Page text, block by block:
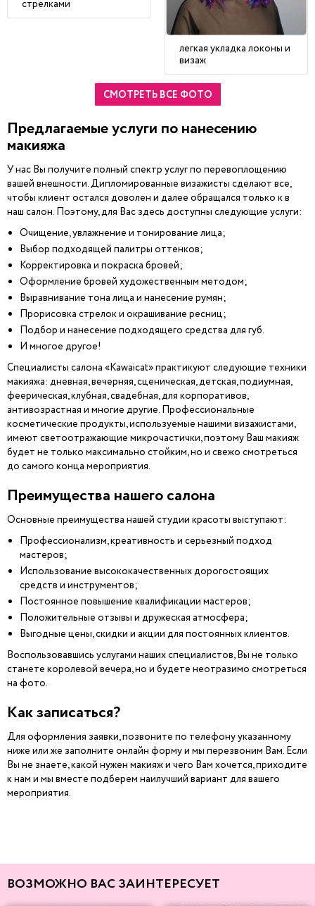
стрелками
легкая укладка локоны и
визаж
СМОТРЕТЬ ВСЕ ФОТО
Предлагаемые услуги по нанесению
макияжа
У нас Вы получите полный спектр услуг по перевоплощению
вашей внешности. Дипломированные визажисты сделают все,
чтобы клиент остался доволен и далее обращался только к в
наш салон. Поэтому, для Вас здесь доступны следующие услуги:
Очищение, увлажнение и тонирование лица;
Выбор подходящей палитры оттенков;
Корректировка и покраска бровей;
Оформление бровей художественным методом;
Выравнивание тона лица и нанесение румян;
Прорисовка стрелок и окрашивание ресниц;
Подбор и нанесение подходящего средства для губ.
И многое другое!
Специалисты салона «Kawaicat» практикуют следующие техники
макияжа: дневная, вечерняя, сценическая, детская, подиумная,
феерическая, клубная, свадебная, для корпоративов,
антивозрастная и многие другие. Профессиональные
косметические продукты, используемые нашими визажистами,
имеют светоотражающие микрочастички, поэтому Ваш макияж
будет не только максимально стойким, но и свежо смотреться
до самого конца мероприятия.
Преимущества нашего салона
Основные преимущества нашей студии красоты выступают:
Профессионализм, креативность и серьезный подход
мастеров;
Использование высококачественных дорогостоящих
средств и инструментов;
Постоянное повышение квалификации мастеров;
Положительные отзывы и дружеская атмосфера;
Выгодные цены, скидки и акции для постоянных клиентов.
Воспользовавшись услугами наших специалистов, Вы не только
станете королевой вечера, но и будете неотразимо смотреться
на фото.
Как записаться?
Для оформления заявки, позвоните по телефону указанному
ниже или же заполните онлайн форму и мы перезвоним Вам. Если
Вы не знаете, какой нужен макияж и чего Вам хочется, приходите
к нам и мы вместе подберем наилучший вариант для вашего
мероприятия.
ВОЗМОЖНО ВАС ЗАИНТЕРЕСУЕТ